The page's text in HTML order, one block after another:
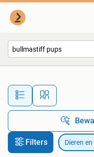
Filters Dieren